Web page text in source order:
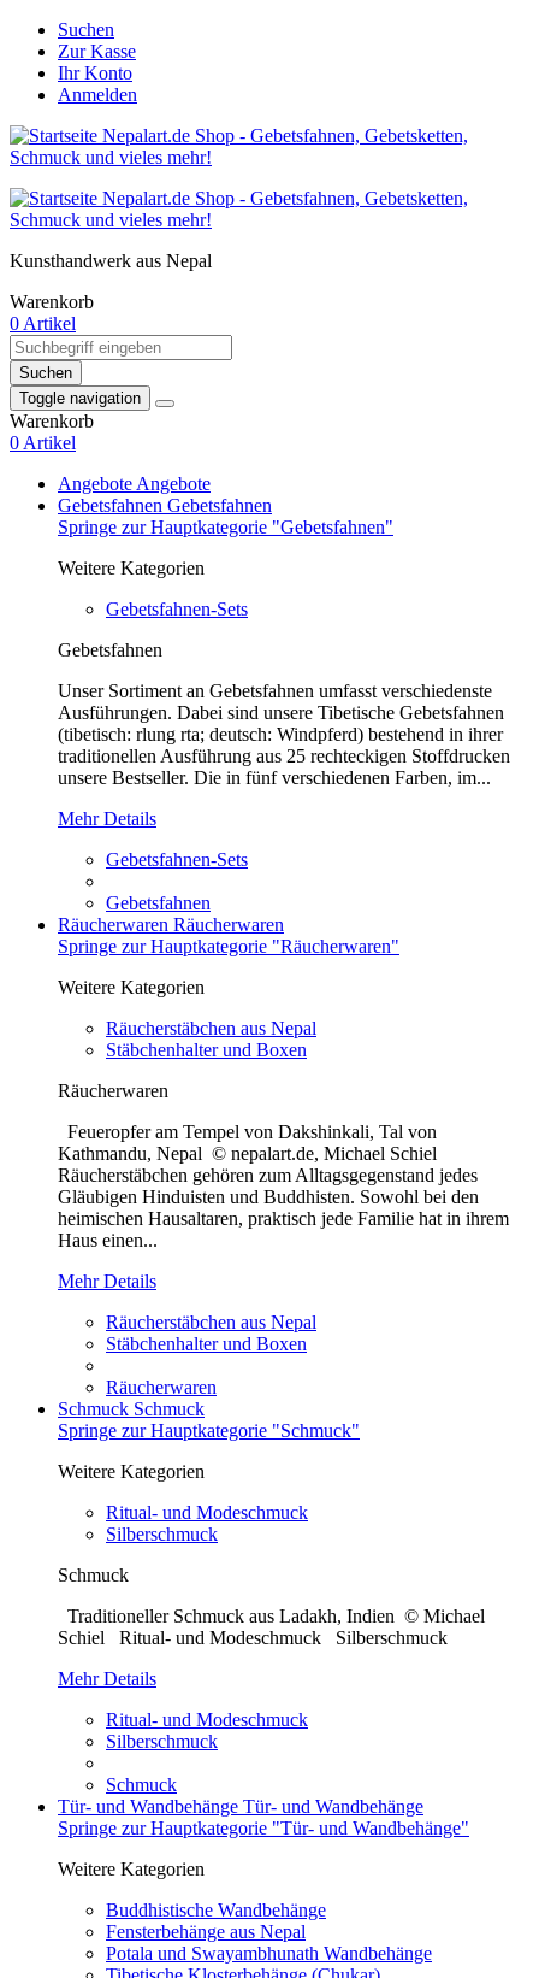
Suchen
Zur Kasse
Ihr Konto
Anmelden
Kunsthandwerk aus Nepal
Warenkorb
0 Artikel
Suchen
Toggle navigation
Warenkorb
0 Artikel
Angebote Angebote
Gebetsfahnen Gebetsfahnen
Springe zur Hauptkategorie "Gebetsfahnen"
Weitere Kategorien
Gebetsfahnen-Sets
Gebetsfahnen
Unser Sortiment an Gebetsfahnen umfasst verschiedenste
Ausführungen. Dabei sind unsere Tibetische Gebetsfahnen
(tibetisch: rlung rta; deutsch: Windpferd) bestehend in ihrer
traditionellen Ausführung aus 25 rechteckigen Stoffdrucken
unsere Bestseller. Die in fünf verschiedenen Farben, im...
Mehr Details
Gebetsfahnen-Sets
Gebetsfahnen
Räucherwaren Räucherwaren
Springe zur Hauptkategorie "Räucherwaren"
Weitere Kategorien
Räucherstäbchen aus Nepal
Stäbchenhalter und Boxen
Räucherwaren
Feueropfer am Tempel von Dakshinkali, Tal von
Kathmandu, Nepal © nepalart.de, Michael Schiel
Räucherstäbchen gehören zum Alltagsgegenstand jedes
Gläubigen Hinduisten und Buddhisten. Sowohl bei den
heimischen Hausaltaren, praktisch jede Familie hat in ihrem
Haus einen...
Mehr Details
Räucherstäbchen aus Nepal
Stäbchenhalter und Boxen
Räucherwaren
Schmuck Schmuck
Springe zur Hauptkategorie "Schmuck"
Weitere Kategorien
Ritual- und Modeschmuck
Silberschmuck
Schmuck
Traditioneller Schmuck aus Ladakh, Indien © Michael
Schiel Ritual- und Modeschmuck Silberschmuck
Mehr Details
Ritual- und Modeschmuck
Silberschmuck
Schmuck
Tür- und Wandbehänge Tür- und Wandbehänge
Springe zur Hauptkategorie "Tür- und Wandbehänge"
Weitere Kategorien
Buddhistische Wandbehänge
Fensterbehänge aus Nepal
Potala und Swayambhunath Wandbehänge